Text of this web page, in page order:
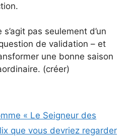
pas seulement d’un
de validation – et
une bonne saison
(créer)
« Le Seigneur des
que vous devriez regarder